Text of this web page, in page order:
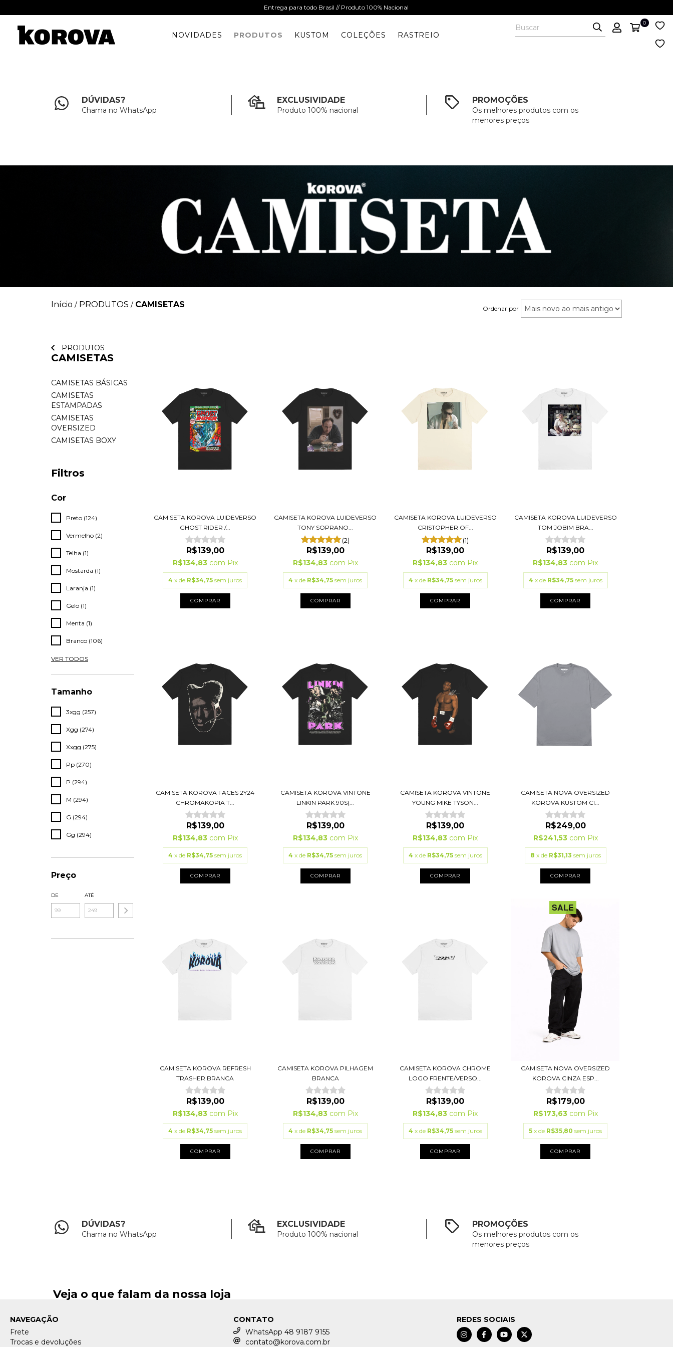
Entrega para todo Brasil // Produto 100% Nacional
NOVIDADES PRODUTOS KUSTOM COLEÇÕES RASTREIO
0
DÚVIDAS?
Chama no WhatsApp
EXCLUSIVIDADE
Produto 100% nacional
PROMOÇÕES
Os melhores produtos com os
menores preços
Início / PRODUTOS / CAMISETAS Ordenar por
PRODUTOS
CAMISETAS
CAMISETAS BÁSICAS
CAMISETAS
ESTAMPADAS
CAMISETAS
OVERSIZED
CAMISETAS BOXY
Filtros
Cor
Preto (124)
Vermelho (2)
Telha (1)
Mostarda (1)
Laranja (1)
Gelo (1)
Menta (1)
Branco (106)
VER TODOS
Tamanho
3xgg (257)
Xgg (274)
Xxgg (275)
Pp (270)
P (294)
M (294)
G (294)
Gg (294)
Preço
DE ATÉ
CAMISETA KOROVA LUIDEVERSO
GHOST RIDER /...
R$139,00
R$134,83 com Pix
4 x de R$34,75 sem juros
COMPRAR
CAMISETA KOROVA LUIDEVERSO
TONY SOPRANO...
(2)
R$139,00
R$134,83 com Pix
4 x de R$34,75 sem juros
COMPRAR
CAMISETA KOROVA LUIDEVERSO
CRISTOPHER OF...
(1)
R$139,00
R$134,83 com Pix
4 x de R$34,75 sem juros
COMPRAR
CAMISETA KOROVA LUIDEVERSO
TOM JOBIM BRA...
R$139,00
R$134,83 com Pix
4 x de R$34,75 sem juros
COMPRAR
CAMISETA KOROVA FACES 2Y24
CHROMAKOPIA T...
R$139,00
R$134,83 com Pix
4 x de R$34,75 sem juros
COMPRAR
CAMISETA KOROVA VINTONE
LINKIN PARK 90S(...
R$139,00
R$134,83 com Pix
4 x de R$34,75 sem juros
COMPRAR
CAMISETA KOROVA VINTONE
YOUNG MIKE TYSON...
R$139,00
R$134,83 com Pix
4 x de R$34,75 sem juros
COMPRAR
CAMISETA NOVA OVERSIZED
KOROVA KUSTOM CI...
R$249,00
R$241,53 com Pix
8 x de R$31,13 sem juros
COMPRAR
CAMISETA KOROVA REFRESH
TRASHER BRANCA
R$139,00
R$134,83 com Pix
4 x de R$34,75 sem juros
COMPRAR
CAMISETA KOROVA PILHAGEM
BRANCA
R$139,00
R$134,83 com Pix
4 x de R$34,75 sem juros
COMPRAR
CAMISETA KOROVA CHROME
LOGO FRENTE/VERSO...
R$139,00
R$134,83 com Pix
4 x de R$34,75 sem juros
COMPRAR
SALE
CAMISETA NOVA OVERSIZED
KOROVA CINZA ESP...
R$179,00
R$173,63 com Pix
5 x de R$35,80 sem juros
COMPRAR
DÚVIDAS?
Chama no WhatsApp
EXCLUSIVIDADE
Produto 100% nacional
PROMOÇÕES
Os melhores produtos com os
menores preços
Veja o que falam da nossa loja
NAVEGAÇÃO
Frete
Trocas e devoluções
CONTATO
WhatsApp 48 9187 9155
contato@korova.com.br
REDES SOCIAIS